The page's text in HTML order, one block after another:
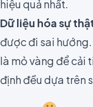
hiệu quả nhất.
Dữ liệu hóa sự
được đi sai
là mỏ vàng để cải
định đều dựa trên